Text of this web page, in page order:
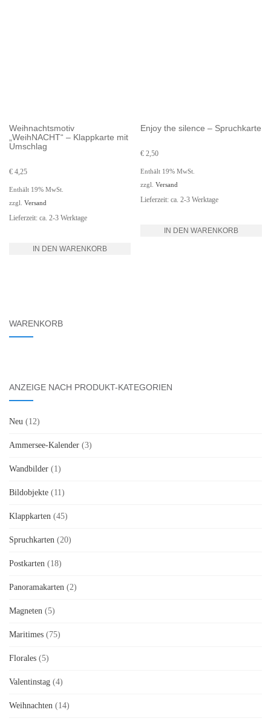
Weihnachtsmotiv
„WeihNACHT“ – Klappkarte mit
Umschlag
€ 4,25
Enthält 19% MwSt.
zzgl. Versand
Lieferzeit: ca. 2-3 Werktage
IN DEN WARENKORB
Enjoy the silence – Spruchkarte
€ 2,50
Enthält 19% MwSt.
zzgl.Versand
Lieferzeit: ca. 2-3 Werktage
IN DEN WARENKORB
WARENKORB
ANZEIGE NACH PRODUKT-KATEGORIEN
Neu (12)
Ammersee-Kalender (3)
Wandbilder (1)
Bildobjekte (11)
Klappkarten (45)
Spruchkarten (20)
Postkarten (18)
Panoramakarten (2)
Magneten (5)
Maritimes (75)
Florales (5)
Valentinstag (4)
Weihnachten (14)